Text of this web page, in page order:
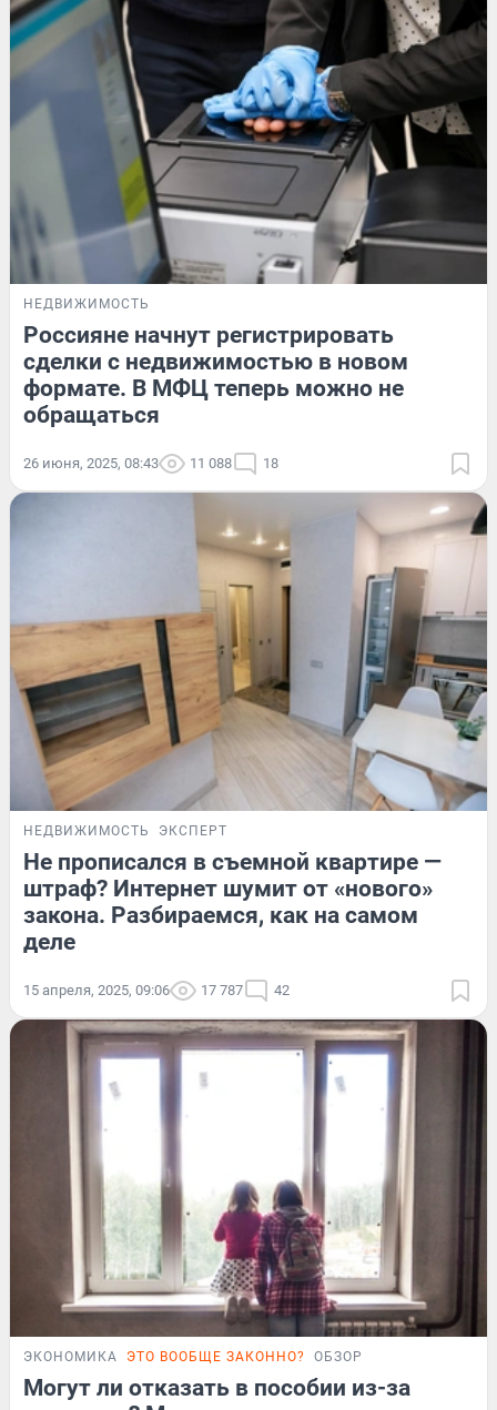
НЕДВИЖИМОСТЬ
Россияне начнут регистрировать
сделки с недвижимостью в новом
формате. В МФЦ теперь можно не
обращаться
26 июня, 2025, 08:43 11 088 18
НЕДВИЖИМОСТЬ ЭКСПЕРТ
Не прописался в съемной квартире —
штраф? Интернет шумит от «нового»
закона. Разбираемся, как на самом
деле
15 апреля, 2025, 09:06 17 787 42
ЭКОНОМИКА ЭТО ВООБЩЕ ЗАКОННО? ОБЗОР
Могут ли отказать в пособии из-за